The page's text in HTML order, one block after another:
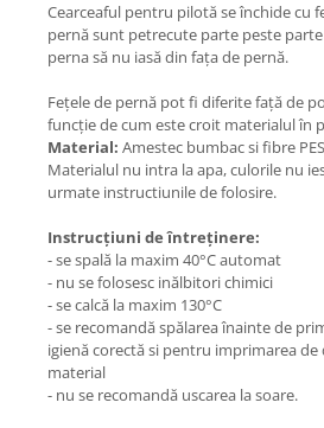
Cearceaful pentru pilotă se închide cu
pernă sunt petrecute parte peste
perna să nu iasă din fața de pernă.
Fețele de pernă pot fi diferite față de
funcție de cum este croit materialul în
Material: Amestec bumbac si fibre PES
Materialul nu intra la apa, culorile nu
urmate instructiunile de folosire.
Instrucțiuni de întreținere:
- se spală la maxim 40°C automat
- nu se folosesc inălbitori chimici
- se calcă la maxim 130°C
- se recomandă spălarea înainte de
igienă corectă si pentru imprimarea
material
- nu se recomandă uscarea la soare.